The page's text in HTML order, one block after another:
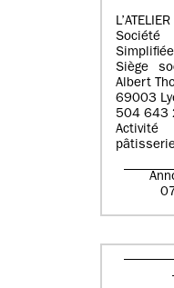
Simplifiée
Siège
Albert
69003
504 643